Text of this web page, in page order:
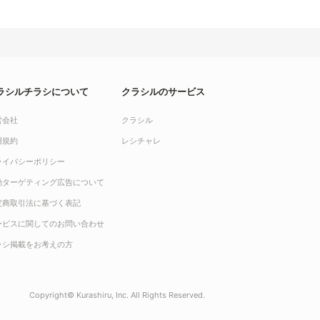
シルチラシについて
会社
規約
イバシーポリシー
ターゲティング広告について
商取引法に基づく表記
ビスに関してのお問い合わせ
シ掲載をお考えの方
クラシルのサービス
クラシル
レシチャレ
Copyright© Kurashiru, Inc. All Rights Reserved.